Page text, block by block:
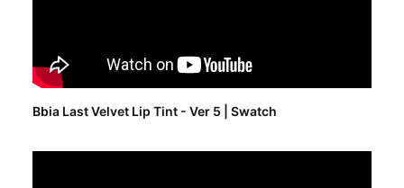
Bbia Last Velvet Lip Tint - Ver 5 | Swatch